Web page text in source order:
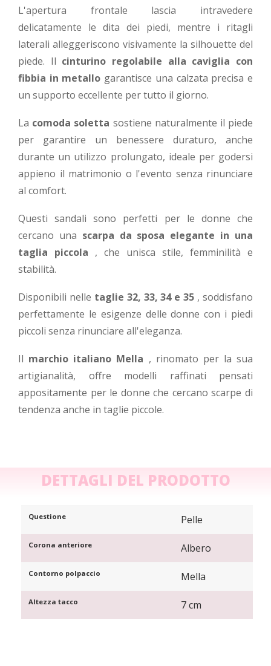
L'apertura frontale lascia intravedere
delicatamente le dita dei piedi, mentre i ritagli
laterali alleggeriscono visivamente la silhouette del
piede. Il cinturino regolabile alla caviglia con
fibbia in metallo garantisce una calzata precisa e
un supporto eccellente per tutto il giorno.
La comoda soletta sostiene naturalmente il piede
per garantire un benessere duraturo, anche
durante un utilizzo prolungato, ideale per godersi
appieno il matrimonio o l'evento senza rinunciare
al comfort.
Questi sandali sono perfetti per le donne che
cercano una scarpa da sposa elegante in una
taglia piccola , che unisca stile, femminilità e
stabilità.
Disponibili nelle taglie 32, 33, 34 e 35 , soddisfano
perfettamente le esigenze delle donne con i piedi
piccoli senza rinunciare all'eleganza.
Il marchio italiano Mella , rinomato per la sua
artigianalità, offre modelli raffinati pensati
appositamente per le donne che cercano scarpe di
tendenza anche in taglie piccole.
DETTAGLI DEL PRODOTTO
Questione Pelle
Corona anteriore Albero
Contorno polpaccio Mella
Altezza tacco 7 cm